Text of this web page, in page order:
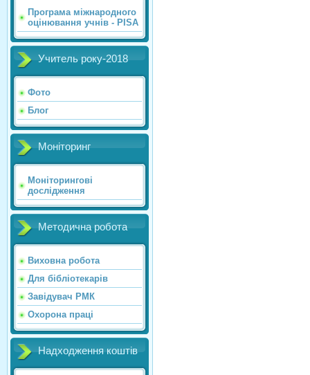
Програма міжнародного
оцінювання учнів - PISA
Учитель року-2018
Фото
Блог
Моніторинг
Моніторингові
дослідження
Методична робота
Виховна робота
Для бібліотекарів
Завідувач РМК
Охорона праці
Надходження коштів